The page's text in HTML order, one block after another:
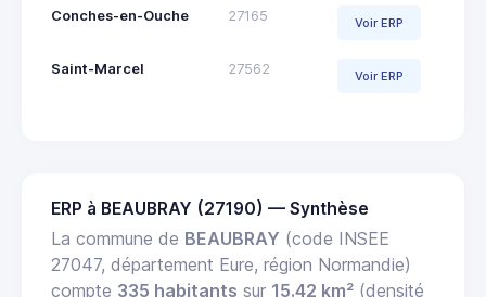
Conches-en-Ouche 27165 Voir ERP
Saint-Marcel 27562 Voir ERP
ERP à BEAUBRAY (27190) — Synthèse
La commune de BEAUBRAY (code INSEE
27047, département Eure, région Normandie)
compte 335 habitants sur 15.42 km² (densité